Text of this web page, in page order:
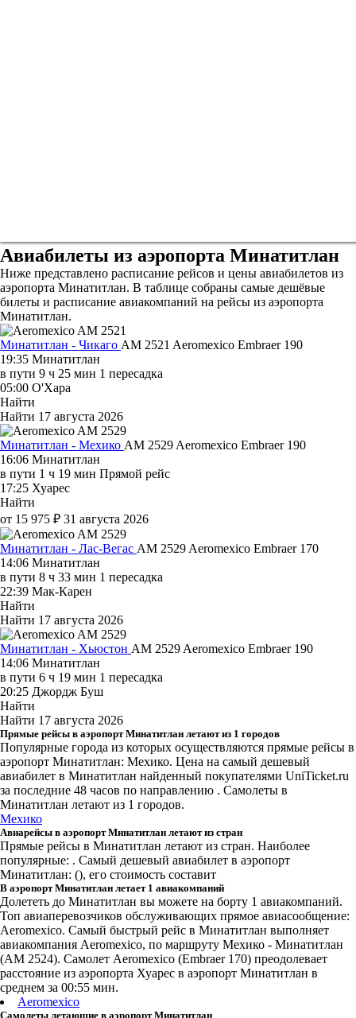
Авиабилеты из аэропорта Минатитлан
Ниже представлено расписание рейсов и цены авиабилетов из
аэропорта Минатитлан. В таблице собраны самые дешёвые
билеты и расписание авиакомпаний на рейсы из аэропорта
Минатитлан.
Минатитлан - Чикаго AM 2521 Aeromexico Embraer 190
19:35 Минатитлан
в пути 9 ч 25 мин 1 пересадка
05:00 О'Хара
Найти
Найти 17 августа 2026
Минатитлан - Мехико AM 2529 Aeromexico Embraer 190
16:06 Минатитлан
в пути 1 ч 19 мин Прямой рейс
17:25 Хуарес
Найти
от 15 975 ₽ 31 августа 2026
Минатитлан - Лас-Вегас AM 2529 Aeromexico Embraer 170
14:06 Минатитлан
в пути 8 ч 33 мин 1 пересадка
22:39 Мак-Карен
Найти
Найти 17 августа 2026
Минатитлан - Хьюстон AM 2529 Aeromexico Embraer 190
14:06 Минатитлан
в пути 6 ч 19 мин 1 пересадка
20:25 Джордж Буш
Найти
Найти 17 августа 2026
Прямые рейсы в аэропорт Минатитлан летают из 1 городов
Популярные города из которых осуществляются прямые рейсы в
аэропорт Минатитлан: Мехико. Цена на самый дешевый
авиабилет в Минатитлан найденный покупателями UniTicket.ru
за последние 48 часов по направлению . Самолеты в
Минатитлан летают из 1 городов.
Мехико
Авиарейсы в аэропорт Минатитлан летают из стран
Прямые рейсы в Минатитлан летают из стран. Наиболее
популярные: . Самый дешевый авиабилет в аэропорт
Минатитлан: (), его стоимость составит
В аэропорт Минатитлан летает 1 авиакомпаний
Долететь до Минатитлан вы можете на борту 1 авиакомпаний.
Топ авиаперевозчиков обслуживающих прямое авиасообщение:
Aeromexico. Самый быстрый рейс в Минатитлан выполняет
авиакомпания Aeromexico, по маршруту Мехико - Минатитлан
(AM 2524). Самолет Aeromexico (Embraer 170) преодолевает
расстояние из аэропорта Хуарес в аэропорт Минатитлан в
среднем за 00:55 мин.
Aeromexico
Самолеты летающие в аэропорт Минатитлан